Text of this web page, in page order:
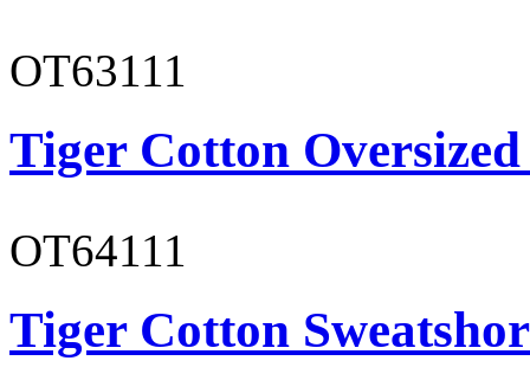
OT63111
Tiger Cotton
OT64111
Tiger Cotton